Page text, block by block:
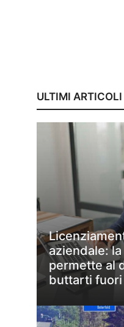
ULTIMI ARTICOLI
aziendale:
permette al
buttarti fuori